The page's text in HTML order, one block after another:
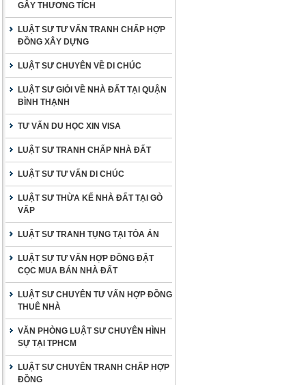
GÂY THƯƠNG TÍCH
LUẬT SƯ TƯ VẤN TRANH CHẤP HỢP
ĐỒNG XÂY DỰNG
LUẬT SƯ CHUYÊN VỀ DI CHÚC
LUẬT SƯ GIỎI VỀ NHÀ ĐẤT TẠI QUẬN
BÌNH THẠNH
TƯ VẤN DU HỌC XIN VISA
LUẬT SƯ TRANH CHẤP NHÀ ĐẤT
LUẬT SƯ TƯ VẤN DI CHÚC
LUẬT SƯ THỪA KẾ NHÀ ĐẤT TẠI GÒ
VẤP
LUẬT SƯ TRANH TỤNG TẠI TÒA ÁN
LUẬT SƯ TƯ VẤN HỢP ĐỒNG ĐẶT
CỌC MUA BÁN NHÀ ĐẤT
LUẬT SƯ CHUYÊN TƯ VẤN HỢP ĐỒNG
THUÊ NHÀ
VĂN PHÒNG LUẬT SƯ CHUYÊN HÌNH
SỰ TẠI TPHCM
LUẬT SƯ CHUYÊN TRANH CHẤP HỢP
ĐỒNG